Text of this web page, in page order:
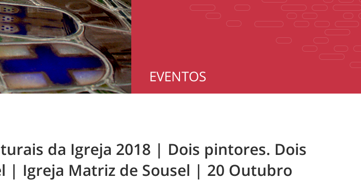
EVENTOS
da Igreja 2018 | Dois pintores. Dois
| Igreja Matriz de Sousel | 20 Outubro